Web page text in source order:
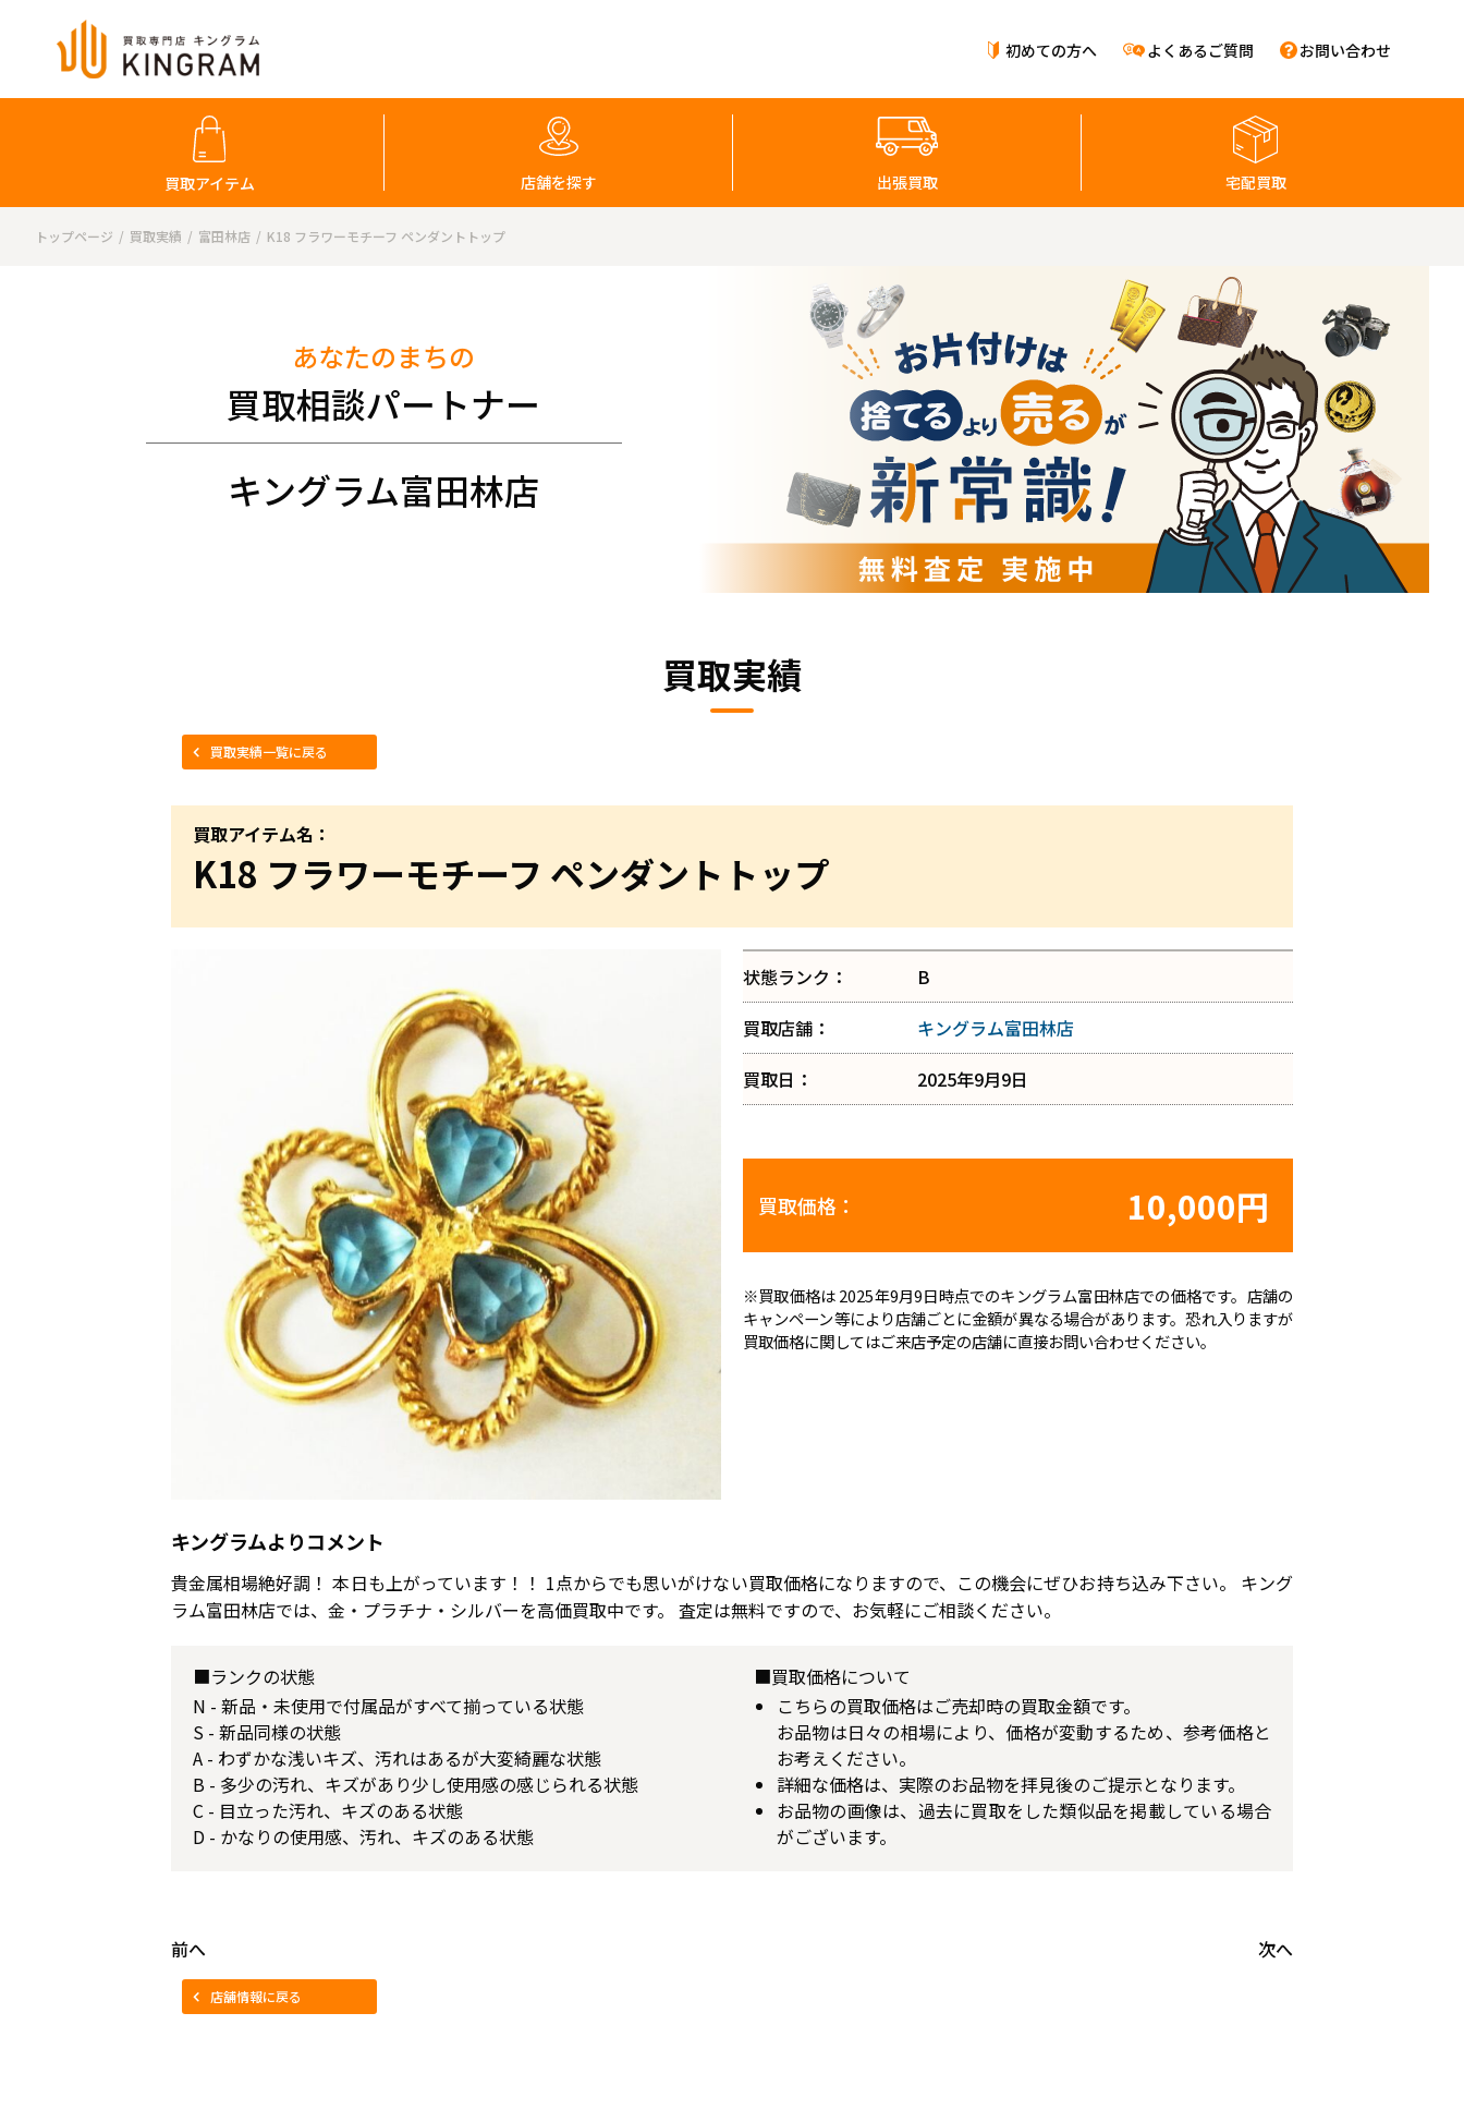
初めての方へ よくあるご質問 お問い合わせ
買取アイテム 店舗を探す 出張買取 宅配買取
トップページ 買取実績 富田林店 K18 フラワーモチーフ ペンダントトップ
キングラム富田林店
あなたのまちの
買取相談パートナー
買取実績
買取実績一覧に戻る
買取アイテム名：
K18 フラワーモチーフ ペンダントトップ
状態ランク：
B
買取店舗：
キングラム富田林店
買取日：
2025年9月9日
買取価格： 10,000円
※買取価格は 2025年9月9日時点でのキングラム富田林店での価格です。店舗の
キャンペーン等により店舗ごとに金額が異なる場合があります。恐れ入りますが
買取価格に関してはご来店予定の店舗に直接お問い合わせください。
キングラムよりコメント
貴金属相場絶好調！ 本日も上がっています！！ 1点からでも思いがけない買取価格になりますので、この機会にぜひお持ち込み下さい。 キング
ラム富田林店では、金・プラチナ・シルバーを高価買取中です。 査定は無料ですので、お気軽にご相談ください。
■ランクの状態
N - 新品・未使用で付属品がすべて揃っている状態
S - 新品同様の状態
A - わずかな浅いキズ、汚れはあるが大変綺麗な状態
B - 多少の汚れ、キズがあり少し使用感の感じられる状態
C - 目立った汚れ、キズのある状態
D - かなりの使用感、汚れ、キズのある状態
■買取価格について
こちらの買取価格はご売却時の買取金額です。
お品物は日々の相場により、価格が変動するため、参考価格と
お考えください。
詳細な価格は、実際のお品物を拝見後のご提示となります。
お品物の画像は、過去に買取をした類似品を掲載している場合
がございます。
前へ 次へ
店舗情報に戻る